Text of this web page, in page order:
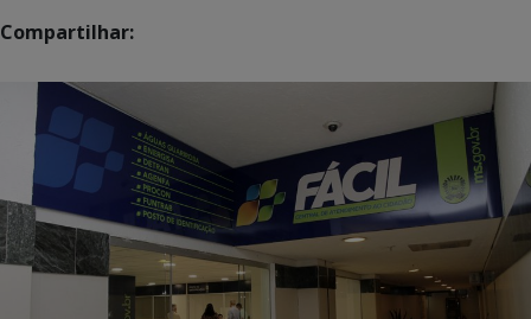
Compartilhar: